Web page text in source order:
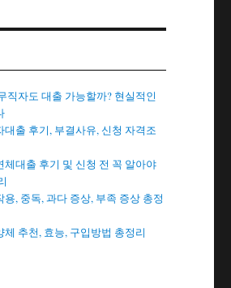
직자도 대출 가능할까? 현실적인
대출 후기, 부결사유, 신청 자격조
체대출 후기 및 신청 전 꼭 알아야
용, 중독, 과다 증상, 부족 증상 총정
체 추천, 효능, 구입방법 총정리